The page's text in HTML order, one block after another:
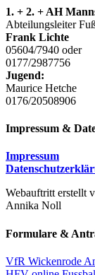
1. + 2. + AH
Abteilungsleiter
Frank Lichte
05604/7940 oder
0177/2987756
Jugend:
Maurice Hetche
0176/20508906
Impressum &
Impressum
Webauftritt erstellt
Annika Noll
Formulare &
VfR Wickenrode